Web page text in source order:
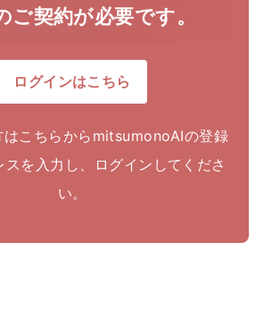
ご契約が必要です。
ログインはこちら
はこちらからmitsumonoAIの登録
スを入力し、ログインしてくださ
い。